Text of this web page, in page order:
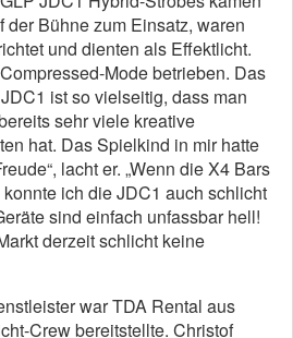
der Bühne zum Einsatz, waren
und dienten als Effektlicht.
Mode betrieben. Das
ist so vielseitig, dass man
sehr viele kreative
hat. Das Spielkind in mir hatte
lacht er. „Wenn die X4 Bars
ich die JDC1 auch schlicht
sind einfach unfassbar hell!
derzeit schlicht keine
war TDA Rental aus
Crew bereitstellte. Christof